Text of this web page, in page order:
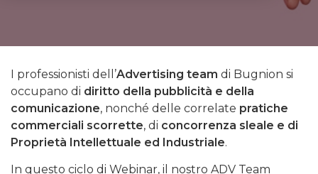
I professionisti dell’Advertising team di Bugnion si
occupano di diritto della pubblicità e della
comunicazione, nonché delle correlate pratiche
commerciali scorrette, di concorrenza sleale e di
Proprietà Intellettuale ed Industriale.
In questo ciclo di Webinar, il nostro ADV Team